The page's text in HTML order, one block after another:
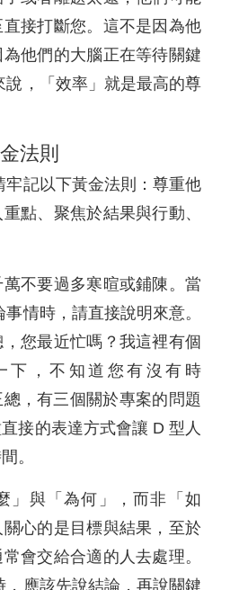
接打斷您。這不是因為他
他們的大腦正在等待關鍵
說，「效率」就是最高的尊
法則
牢記以下黃金法則：尊重他
點、聚焦於結果與行動、
不要過多寒暄或鋪陳。當
情時，請直接說明來意。
您最近忙嗎？我這裡有個
下，不知道您有沒有時
，有三個關於專案的問題
接的表達方式會讓 D 型人
。
」與「為何」，而非「如
心的是目標與結果，至於
會交給合適的人去處理。
應該先說結論，再說關鍵